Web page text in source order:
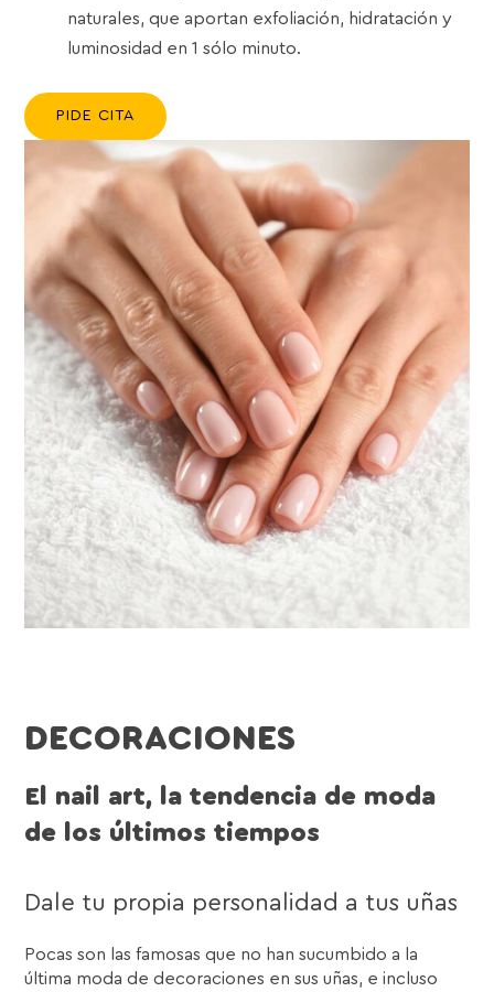
naturales, que aportan exfoliación, hidratación y
luminosidad en 1 sólo minuto.
PIDE CITA
DECORACIONES
El nail art, la tendencia de moda
de los últimos tiempos
Dale tu propia personalidad a tus uñas
Pocas son las famosas que no han sucumbido a la
última moda de decoraciones en sus uñas, e incluso